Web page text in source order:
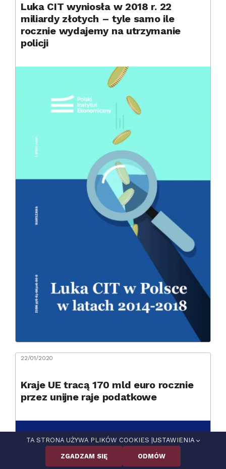
Luka CIT wyniosła w 2018 r. 22
miliardy złotych – tyle samo ile
rocznie wydajemy na utrzymanie
policji
22/01/2020
Kraje UE tracą 170 mld euro rocznie
przez unijne raje podatkowe
TA STRONA UŻYWA PLIKÓW COOKIES | USTAWIENIA
ZGADZAM SIĘ ODMÓW